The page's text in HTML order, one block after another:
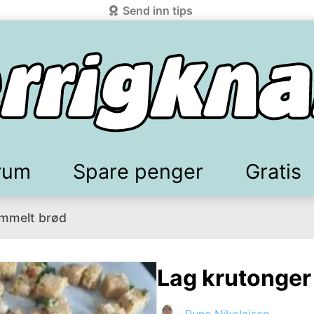
Send inn tips
Spare penger Gratis
& kuponger
Mobilabonnement
brød
Lag